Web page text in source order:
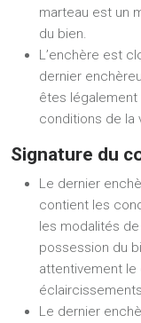
marteau est un
du bien.
L’enchère est
dernier
êtes
conditions de la
Signature du
Le dernier
contient les
les modalités
possession du
attentivement
Le dernier